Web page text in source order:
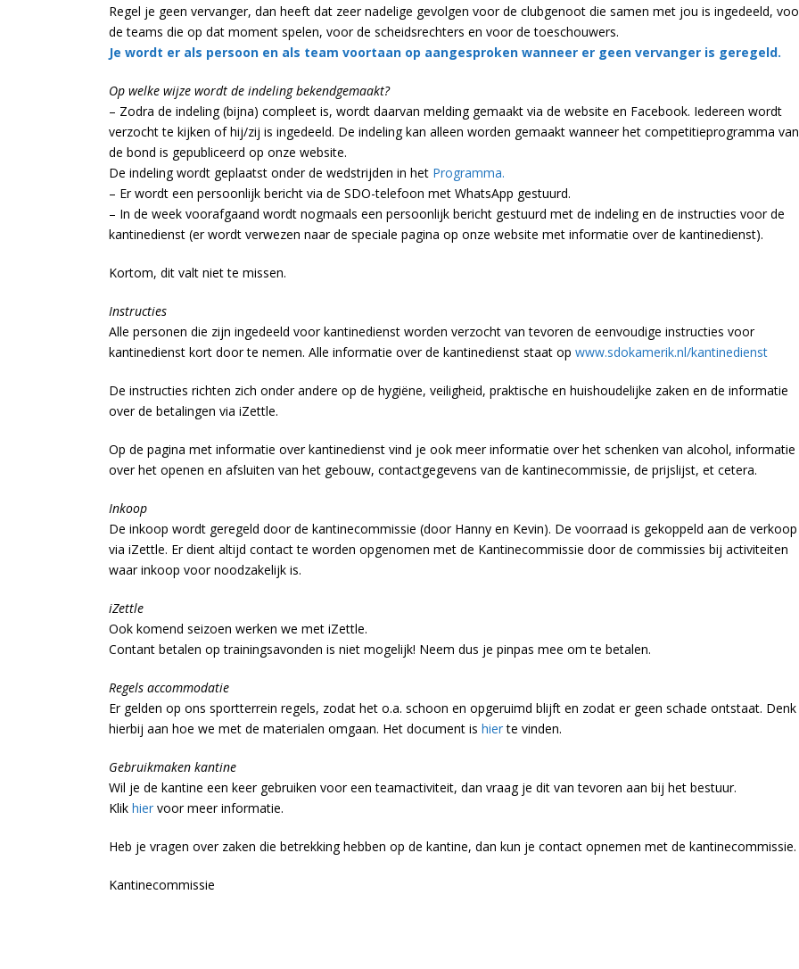
Regel je geen vervanger, dan heeft dat zeer nadelige gevolgen voor de clubgenoot die samen met jou is ingedeeld,
de teams die op dat moment spelen, voor de scheidsrechters en voor de toeschouwers.
Je wordt er als persoon en als team voortaan op aangesproken wanneer er geen vervanger is geregeld.
Op welke wijze wordt de indeling bekendgemaakt?
– Zodra de indeling (bijna) compleet is, wordt daarvan melding gemaakt via de website en Facebook. Iedereen wordt
verzocht te kijken of hij/zij is ingedeeld. De indeling kan alleen worden gemaakt wanneer het competitieprogramma van
de bond is gepubliceerd op onze website.
De indeling wordt geplaatst onder de wedstrijden in het Programma.
– Er wordt een persoonlijk bericht via de SDO-telefoon met WhatsApp gestuurd.
– In de week voorafgaand wordt nogmaals een persoonlijk bericht gestuurd met de indeling en de instructies voor de
kantinedienst (er wordt verwezen naar de speciale pagina op onze website met informatie over de kantinedienst).
Kortom, dit valt niet te missen.
Instructies
Alle personen die zijn ingedeeld voor kantinedienst worden verzocht van tevoren de eenvoudige instructies voor
kantinedienst kort door te nemen. Alle informatie over de kantinedienst staat op www.sdokamerik.nl/kantinedienst
De instructies richten zich onder andere op de hygiëne, veiligheid, praktische en huishoudelijke zaken en de informatie
over de betalingen via iZettle.
Op de pagina met informatie over kantinedienst vind je ook meer informatie over het schenken van alcohol, informatie
over het openen en afsluiten van het gebouw, contactgegevens van de kantinecommissie, de prijslijst, et cetera.
Inkoop
De inkoop wordt geregeld door de kantinecommissie (door Hanny en Kevin). De voorraad is gekoppeld aan de verkoop
via iZettle. Er dient altijd contact te worden opgenomen met de Kantinecommissie door de commissies bij activiteiten
waar inkoop voor noodzakelijk is.
iZettle
Ook komend seizoen werken we met iZettle.
Contant betalen op trainingsavonden is niet mogelijk! Neem dus je pinpas mee om te betalen.
Regels accommodatie
Er gelden op ons sportterrein regels, zodat het o.a. schoon en opgeruimd blijft en zodat er geen schade ontstaat. Denk
hierbij aan hoe we met de materialen omgaan. Het document is hierte vinden.
Gebruikmaken kantine
Wil je de kantine een keer gebruiken voor een teamactiviteit, dan vraag je dit van tevoren aan bij het bestuur.
Klik hier voor meer informatie.
Heb je vragen over zaken die betrekking hebben op de kantine, dan kun je contact opnemen met de kantinecommissie.
Kantinecommissie